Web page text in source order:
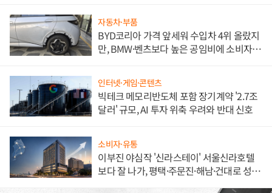
자동차·부품
BYD코리아 가격 앞세워 수입차 4위 올랐지
만, BMW·벤츠보다 높은 공임비에 소비자
인터넷·게임·콘텐츠
빅테크 메모리반도체 포함 장기계약 '2.7조
달러' 규모, AI 투자 위축 우려와 반대 신호
소비자·유통
이부진 야심작 '신라스테이' 서울신라호텔
보다 잘 나가, 평택·주문진·해남·건대로 성